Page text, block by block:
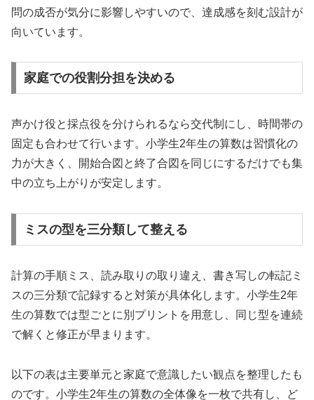
問の成否が気分に影響しやすいので、達成感を刻む設計が
向いています。
家庭での役割分担を決める
声かけ役と採点役を分けられるなら交代制にし、時間帯の
固定も合わせて行います。小学生2年生の算数は習慣化の
力が大きく、開始合図と終了合図を同じにするだけでも集
中の立ち上がりが安定します。
ミスの型を三分類して整える
計算の手順ミス、読み取りの取り違え、書き写しの転記ミ
スの三分類で記録すると対策が具体化します。小学生2年
生の算数では型ごとに別プリントを用意し、同じ型を連続
で解くと修正が早まります。
以下の表は主要単元と家庭で意識したい観点を整理したも
のです。小学生2年生の算数の全体像を一枚で共有し、ど